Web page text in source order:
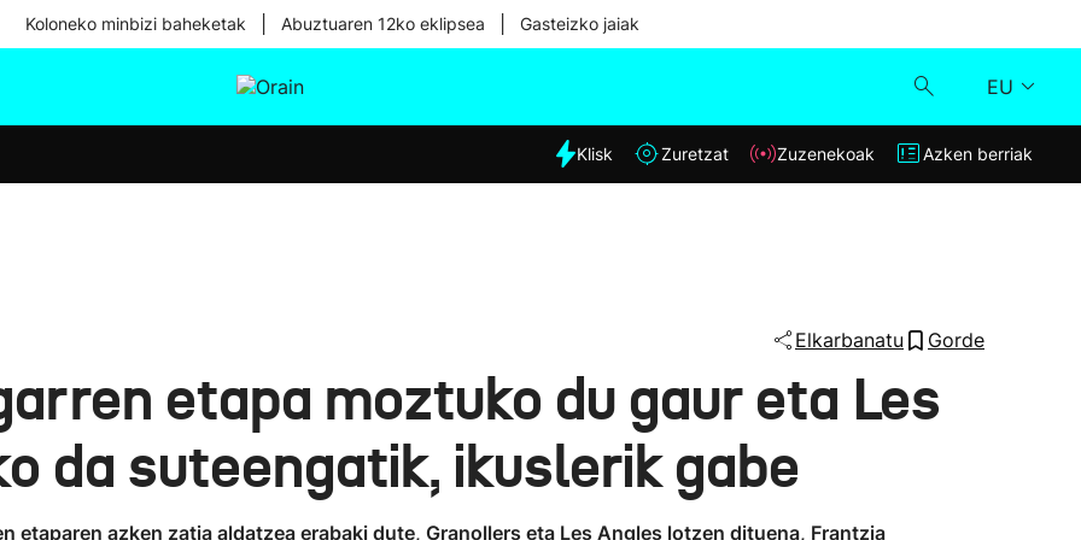
Koloneko minbizi baheketak Abuztuaren 12ko eklipsea Gasteizko jaiak
EU
Eguraldia
Klisk
Azken berriak
Klisk Zuretzat Zuzenekoak Azken berriak
Elkarbanatu Gorde
etapa moztuko du gaur eta Les
da suteengatik, ikuslerik gabe
etaparen azken zatia aldatzea erabaki dute, Granollers eta Les Angles lotzen dituena, Frantzia